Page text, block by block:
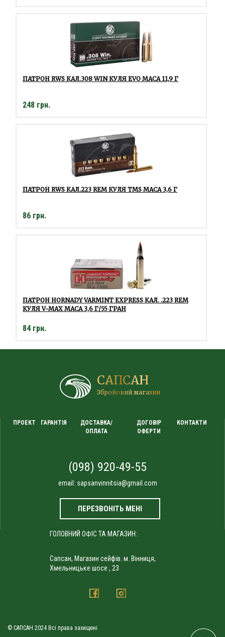
ПАТРОН RWS КАЛ.308 WIN КУЛЯ EVO МАСА 11,9 Г
248 грн.
ПАТРОН RWS КАЛ.223 REM КУЛЯ TMS МАСА 3,6 Г
86 грн.
ПАТРОН HORNADY VARMINT EXPRESS КАЛ. .223 REM
КУЛЯ V-MAX МАСА 3,6 Г/55 ГРАН
84 грн.
САПСАН
Збройовий магазин
ПРОЕКТ ГАРАНТІЯ
ДОСТАВКА/
ОПЛАТА
ДОГОВІР
ОФЕРТИ
КОНТАКТИ
(098) 920-49-55
email: sapsanvinnitsia@gmail.com
ПЕРЕЗВОНІТЬ МЕНІ
ГОЛОВНИЙ ОФІС ТА МАГАЗИН:
Сапсан, Магазин сейфів. м. Вінниця,
Хмельницьке шосе , 23
© САПСАН 2024 Всі права захищені